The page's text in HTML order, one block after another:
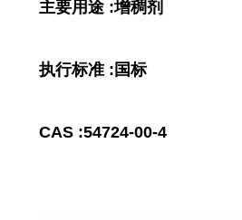
主要用途 :增稠剂
执行标准 :国标
CAS :54724-00-4